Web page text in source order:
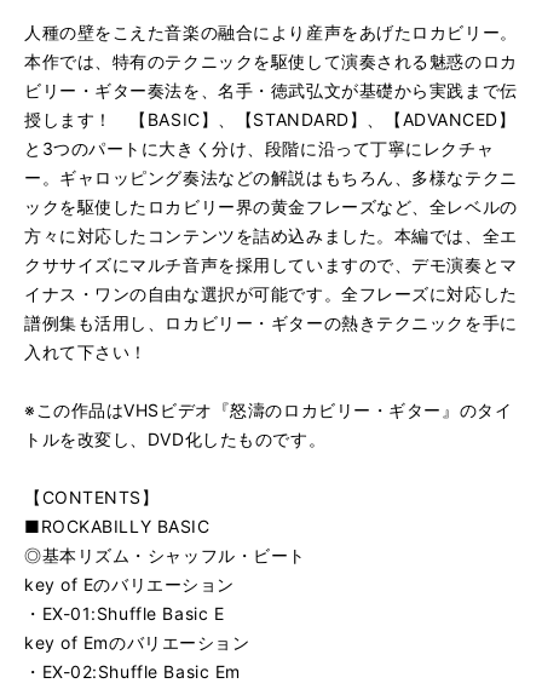
人種の壁をこえた音楽の融合により産声をあげたロカビリー。
本作では、特有のテクニックを駆使して演奏される魅惑のロカ
ビリー・ギター奏法を、名手・徳武弘文が基礎から実践まで伝
授します！ 【BASIC】、【STANDARD】、【ADVANCED】
と3つのパートに大きく分け、段階に沿って丁寧にレクチャ
ー。ギャロッピング奏法などの解説はもちろん、多様なテクニ
ックを駆使したロカビリー界の黄金フレーズなど、全レベルの
方々に対応したコンテンツを詰め込みました。本編では、全エ
クササイズにマルチ音声を採用していますので、デモ演奏とマ
イナス・ワンの自由な選択が可能です。全フレーズに対応した
譜例集も活用し、ロカビリー・ギターの熱きテクニックを手に
入れて下さい！
※この作品はVHSビデオ『怒濤のロカビリー・ギター』のタイ
トルを改変し、DVD化したものです。
【CONTENTS】
■ROCKABILLY BASIC
◎基本リズム・シャッフル・ビート
key of Eのバリエーション
・EX-01:Shuffle Basic E
key of Emのバリエーション
・EX-02:Shuffle Basic Em